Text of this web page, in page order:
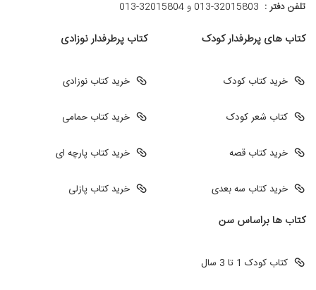
تلفن دفتر : 013-32015803 و 32015804-013
کتاب های پرطرفدار کودک
خرید کتاب کودک
کتاب شعر کودک
خرید کتاب قصه
خرید کتاب سه بعدی
کتاب پرطرفدار نوزادی
خرید کتاب نوزادی
خرید کتاب حمامی
خرید کتاب پارچه ای
خرید کتاب پازلی
کتاب ها براساس سن
کتاب کودک 1 تا 3 سال